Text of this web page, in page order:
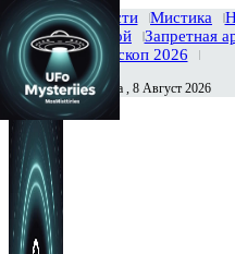
Главная Новости Мистика
Тайны вселенной
Запретная
История
Гороскоп 2026
Сегодня Суббота , 8 Август 2026